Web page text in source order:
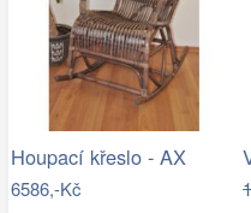
Houpací křeslo - AX
6586,-Kč